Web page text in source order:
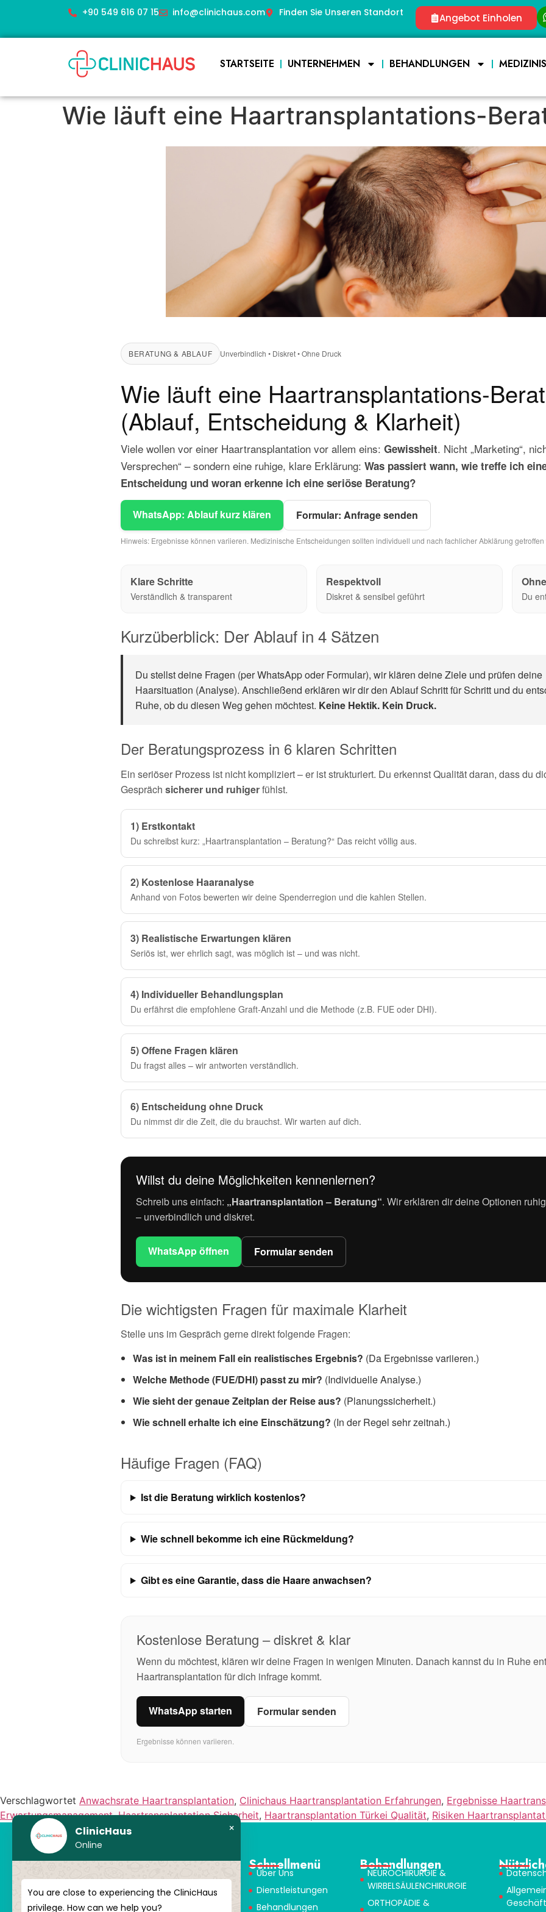
+90 549 616 07 15 info@clinichaus.com Finden Sie Unseren Standort Angebot Einholen
STARTSEITE UNTERNEHMEN BEHANDLUNGEN
Wie läuft eine Haartransplantations-
BERATUNG & ABLAUF Unverbindlich • Diskret • Ohne Druck
Wie läuft eine Haartransplantations-
(Ablauf, Entscheidung & Klarheit)
Viele wollen vor einer Haartransplantation vor allem eins: Gewissheit. Nicht „Marketing“,
Versprechen“ – sondern eine ruhige, klare Erklärung: Was passiert wann, wie treffe ich
Entscheidung und woran erkenne ich eine seriöse Beratung?
WhatsApp: Ablauf kurz klären Formular: Anfrage senden
Hinweis: Ergebnisse können variieren. Medizinische Entscheidungen sollten individuell und nach fachlicher Abklärung getroffen
Klare Schritte
Verständlich & transparent
Respektvoll
Diskret & sensibel geführt Du
Kurzüberblick: Der Ablauf in 4 Sätzen
Du stellst deine Fragen (per WhatsApp oder Formular), wir klären deine Ziele und prüfen deine
Haarsituation (Analyse). Anschließend erklären wir dir den Ablauf Schritt für Schritt und du
Ruhe, ob du diesen Weg gehen möchtest. Keine Hektik. Kein Druck.
Der Beratungsprozess in 6 klaren Schritten
Ein seriöser Prozess ist nicht kompliziert – er ist strukturiert. Du erkennst Qualität daran, dass du
Gespräch sicherer und ruhigerfühlst.
1) Erstkontakt
Du schreibst kurz: „Haartransplantation – Beratung?“ Das reicht völlig aus.
2) Kostenlose Haaranalyse
Anhand von Fotos bewerten wir deine Spenderregion und die kahlen Stellen.
3) Realistische Erwartungen klären
Seriös ist, wer ehrlich sagt, was möglich ist – und was nicht.
4) Individueller Behandlungsplan
Du erfährst die empfohlene Graft-Anzahl und die Methode (z.B. FUE oder DHI).
5) Offene Fragen klären
Du fragst alles – wir antworten verständlich.
6) Entscheidung ohne Druck
Du nimmst dir die Zeit, die du brauchst. Wir warten auf dich.
Willst du deine Möglichkeiten kennenlernen?
Schreib uns einfach: „Haartransplantation – Beratung“. Wir erklären dir deine Optionen
– unverbindlich und diskret.
WhatsApp öffnen Formular senden
Die wichtigsten Fragen für maximale Klarheit
Stelle uns im Gespräch gerne direkt folgende Fragen:
Was ist in meinem Fall ein realistisches Ergebnis? (Da Ergebnisse variieren.)
Welche Methode (FUE/DHI) passt zu mir? (Individuelle Analyse.)
Wie sieht der genaue Zeitplan der Reise aus? (Planungssicherheit.)
Wie schnell erhalte ich eine Einschätzung? (In der Regel sehr zeitnah.)
Häufige Fragen (FAQ)
Ist die Beratung wirklich kostenlos?
Wie schnell bekomme ich eine Rückmeldung?
Gibt es eine Garantie, dass die Haare anwachsen?
Kostenlose Beratung – diskret & klar
Wenn du möchtest, klären wir deine Fragen in wenigen Minuten. Danach kannst du in Ruhe
Haartransplantation für dich infrage kommt.
WhatsApp starten Formular senden
Ergebnisse können variieren.
Verschlagwortet Anwachsrate Haartransplantation, Clinichaus Haartransplantation Erfahrungen, Ergebnisse
Erwartungsmanagement,Haartransplantation Sicherheit, Haartransplantation Türkei Qualität, Risiken
ClinicHaus bietet Ihnen die
Schnellmenü
Über Uns
Dienstleistungen
Behandlungen
Behandlungen
NEUROCHIRURGIE &
WIRBELSÄULENCHIRURGIE
ORTHOPÄDIE &
ClinicHaus
Online
×
You are close to experiencing the ClinicHaus
privilege. How can we help you?